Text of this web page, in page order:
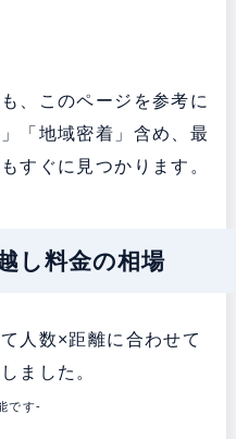
、このページを参考に
「地域密着」含め、最
すぐに見つかります。
し料金の相場
人数×距離に合わせて
ました。
です-